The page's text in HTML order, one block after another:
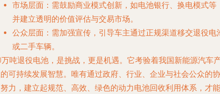
市场层面 ：需鼓励商业模式创新，如电池银行、换电模式等
并建立透明的价值评估与交易市场。
公众层面 ：需加强宣传，引导车主通过正规渠道移交退役电
或二手车辆。
吨退役电池，是挑战，更是机遇。它考验着我国新能源汽车
可持续发展智慧。唯有通过政府、行业、企业与社会公众的协
力，建立起规范、高效、绿色的动力电池回收利用体系，才能